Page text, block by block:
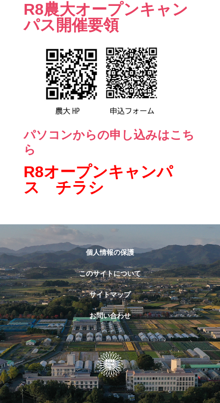
R8農大オープンキャン
パス開催要領
パソコンからの申し込みはこち
ら
R8オープンキャンパ
ス チラシ
個人情報の保護
このサイトについて
サイトマップ
お問い合わせ